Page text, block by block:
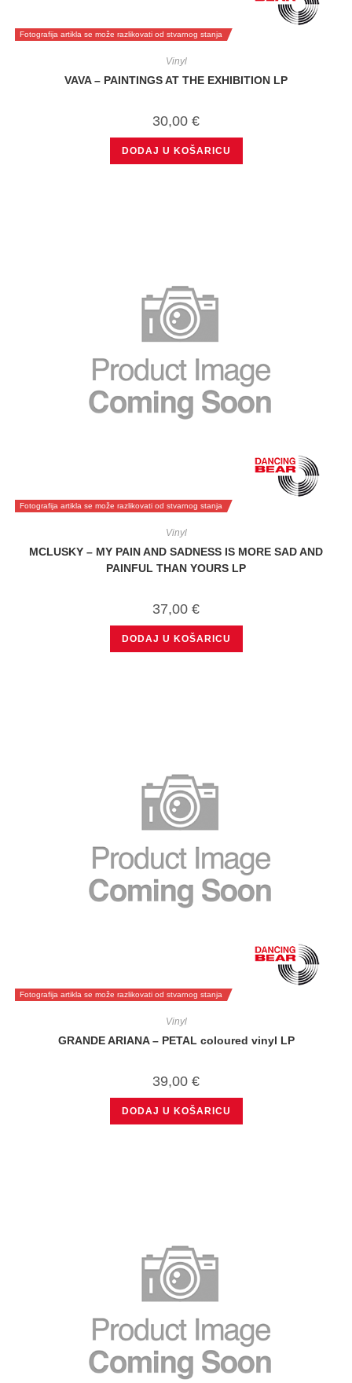
Fotografija artikla se može razlikovati od stvarnog stanja
Vinyl
VAVA – PAINTINGS AT THE EXHIBITION LP
30,00 €
DODAJ U KOŠARICU
Fotografija artikla se može razlikovati od stvarnog stanja
Vinyl
MCLUSKY – MY PAIN AND SADNESS IS MORE SAD AND
PAINFUL THAN YOURS LP
37,00 €
DODAJ U KOŠARICU
Fotografija artikla se može razlikovati od stvarnog stanja
Vinyl
GRANDE ARIANA – PETAL coloured vinyl LP
39,00 €
DODAJ U KOŠARICU